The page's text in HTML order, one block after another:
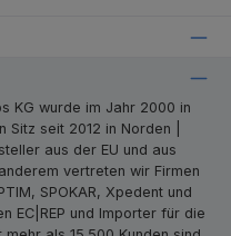
KG wurde im Jahr 2000 in
Sitz seit 2012 in Norden |
aus der EU und aus
vertreten wir Firmen
SPOKAR, Xpedent und
EC|REP und Importer für die